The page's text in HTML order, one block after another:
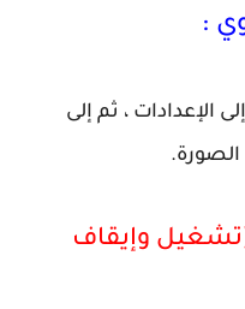
(تشغيل وإيقاف